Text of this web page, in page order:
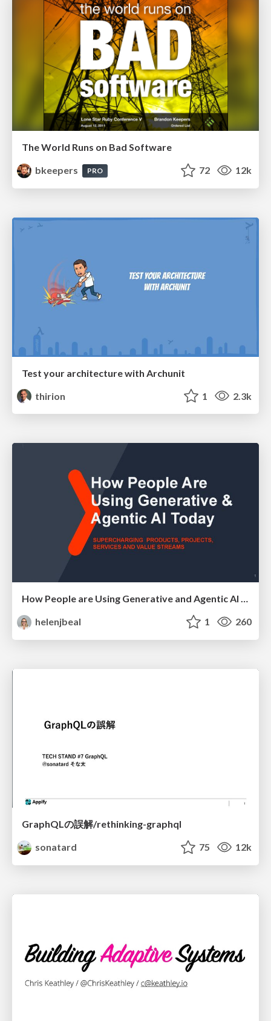
The World Runs on Bad Software
bkeepers
PRO 72 12k
Test your architecture with Archunit
thirion
1 2.3k
How People are Using Generative and Agentic AI to Supercharge Their Products, Projects, Services and Value Streams Today
helenjbeal
1 260
GraphQLの誤解/rethinking-graphql
sonatard
75 12k